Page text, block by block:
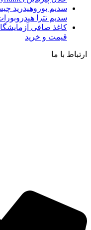
سدیم بوروهیدرید
سدیم تترا
کاغذ صافی
قیمت و خرید
ارتباط با ما